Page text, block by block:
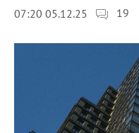
07:20 05.12.25 19